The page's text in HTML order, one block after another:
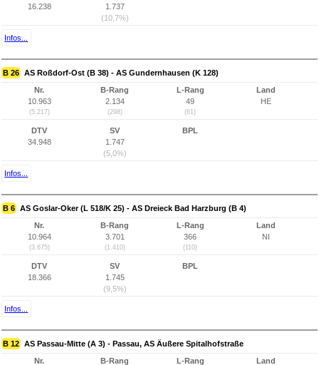
16.238
1.737
(10,7%)
Infos...
B 26 AS Roßdorf-Ost (B 38) - AS Gundernhausen (K 128)
Nr.
10.963
(5.217)
B-Rang
2.134
(298)
L-Rang
49
(61)
Land
HE
DTV
34.948
SV
1.747
(5,0%)
BPL
Infos...
B 6 AS Goslar-Oker (L 518/K 25) - AS Dreieck Bad Harzburg (B 4)
Nr.
10.964
(3.675)
B-Rang
3.701
(1.410)
L-Rang
366
(110)
Land
NI
DTV
18.366
SV
1.745
(9,5%)
BPL
Infos...
B 12 AS Passau-Mitte (A 3) - Passau, AS Äußere Spitalhofstraße
Nr.
B-Rang
L-Rang
Land